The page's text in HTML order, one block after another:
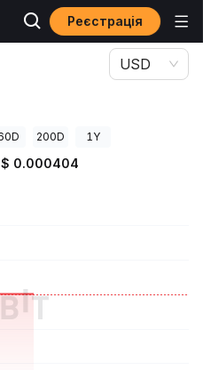
Реєстрація
USD
200D 1Y
$ 0.000404